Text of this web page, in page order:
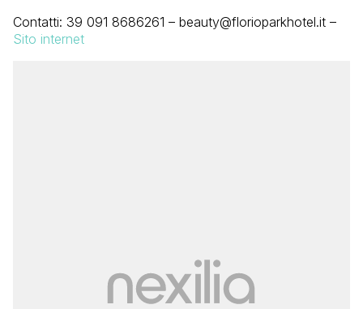
Contatti: 39 091 8686261 – beauty@florioparkhotel.it –
Sito internet